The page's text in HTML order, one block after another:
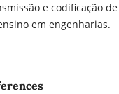
e codificação
em engenharias.